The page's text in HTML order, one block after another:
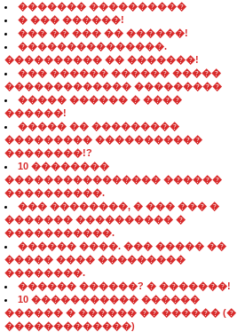
������� ����������
� ��� ������!
��� �� ��� �� ������!
���������������.
���������� �� �������!
��� ������ ������ �����
������������� ���������
����� ������ � ����
������!
����� �� ���������
��������� �����������
��������!?
10 ��������
���������������� ������
����������.
��� ��������, � ��� ��� �
������� ���������� �
�����������.
������ ����. ��� ����� ��
����� ���� ���������
��������.
������ ������? � �������!
10 ����������� ������
������ � ������ �� ������ (�
�������������)